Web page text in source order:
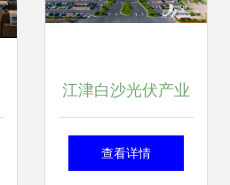
江津白沙光伏产业
同比增长25%，积
查看详情